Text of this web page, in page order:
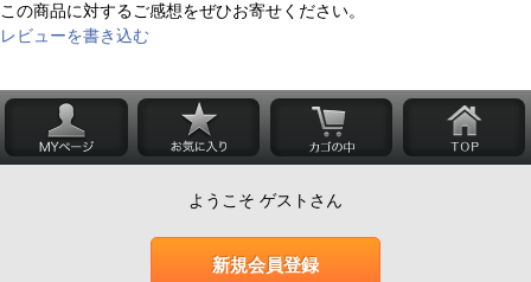
この商品に対するご感想をぜひお寄せください。
レビューを書き込む
ようこそ ゲストさん
新規会員登録